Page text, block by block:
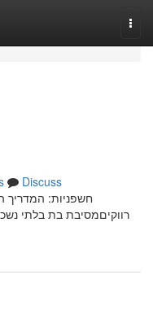
Discuss
חשפניות: המדריך
רווקיםמסיבת בת בלתי